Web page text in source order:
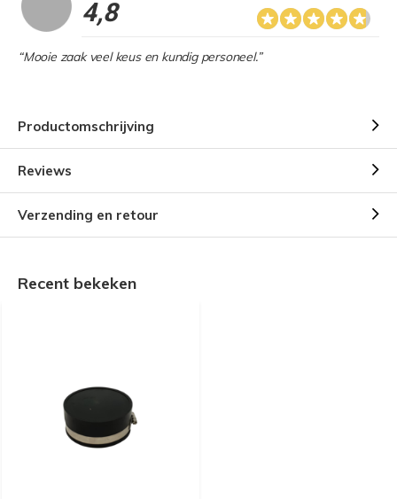
4,8
“Mooie zaak veel keus en kundig personeel.”
Productomschrijving
Reviews
Verzending en retour
Recent bekeken